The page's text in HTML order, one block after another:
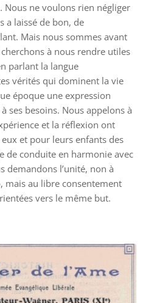
Nous ne voulons rien négliger
a laissé de bon, de
Mais nous sommes avant
à nous rendre utiles
parlant la langue
vérités qui dominent la vie
époque une expression
ses besoins. Nous appelons à
et la réflexion ont
et pour leurs enfants des
de conduite en harmonie avec
demandons l’unité, non à
mais au libre consentement
vers le même but.